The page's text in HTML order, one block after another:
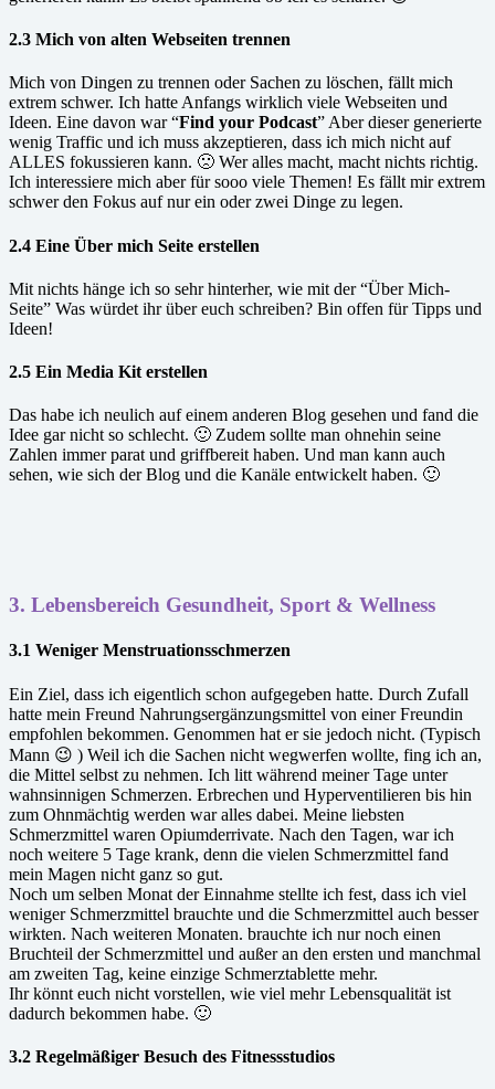
2.3 Mich von alten Webseiten trennen
Mich von Dingen zu trennen oder Sachen zu löschen, fällt mich
extrem schwer. Ich hatte Anfangs wirklich viele Webseiten und
Ideen. Eine davon war “Find your Podcast” Aber dieser generierte
wenig Traffic und ich muss akzeptieren, dass ich mich nicht auf
ALLES fokussieren kann. 🙁 Wer alles macht, macht nichts richtig.
Ich interessiere mich aber für sooo viele Themen! Es fällt mir extrem
schwer den Fokus auf nur ein oder zwei Dinge zu legen.
2.4 Eine Über mich Seite erstellen
Mit nichts hänge ich so sehr hinterher, wie mit der “Über Mich-
Seite” Was würdet ihr über euch schreiben? Bin offen für Tipps und
Ideen!
2.5 Ein Media Kit erstellen
Das habe ich neulich auf einem anderen Blog gesehen und fand die
Idee gar nicht so schlecht. 🙂 Zudem sollte man ohnehin seine
Zahlen immer parat und griffbereit haben. Und man kann auch
sehen, wie sich der Blog und die Kanäle entwickelt haben. 🙂
3. Lebensbereich Gesundheit, Sport & Wellness
3.1 Weniger Menstruationsschmerzen
Ein Ziel, dass ich eigentlich schon aufgegeben hatte. Durch Zufall
hatte mein Freund Nahrungsergänzungsmittel von einer Freundin
empfohlen bekommen. Genommen hat er sie jedoch nicht. (Typisch
Mann 😉 ) Weil ich die Sachen nicht wegwerfen wollte, fing ich an,
die Mittel selbst zu nehmen. Ich litt während meiner Tage unter
wahnsinnigen Schmerzen. Erbrechen und Hyperventilieren bis hin
zum Ohnmächtig werden war alles dabei. Meine liebsten
Schmerzmittel waren Opiumderrivate. Nach den Tagen, war ich
noch weitere 5 Tage krank, denn die vielen Schmerzmittel fand
mein Magen nicht ganz so gut.
Noch um selben Monat der Einnahme stellte ich fest, dass ich viel
weniger Schmerzmittel brauchte und die Schmerzmittel auch besser
wirkten. Nach weiteren Monaten. brauchte ich nur noch einen
Bruchteil der Schmerzmittel und außer an den ersten und manchmal
am zweiten Tag, keine einzige Schmerztablette mehr.
Ihr könnt euch nicht vorstellen, wie viel mehr Lebensqualität ist
dadurch bekommen habe. 🙂
3.2 Regelmäßiger Besuch des Fitnessstudios